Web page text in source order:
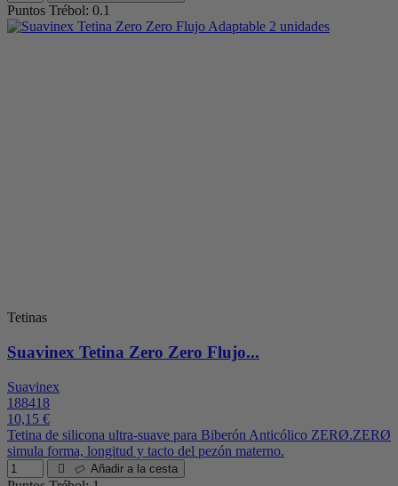
Puntos Trébol: 0.1
Tetinas
Suavinex Tetina Zero Zero Flujo...
Suavinex
188418
10,15 €
Tetina de silicona ultra-suave para Biberón Anticólico ZERØ.ZERØ
simula forma, longitud y tacto del pezón materno.
Añadir a la cesta